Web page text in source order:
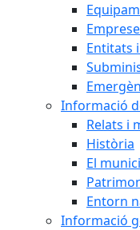
Entitats
Informació
Relats i
Història
El
Entorn
Informació